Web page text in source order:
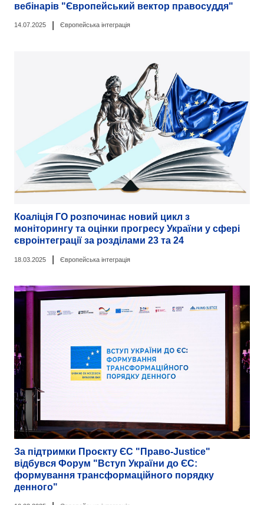
вебінарів "Європейський вектор правосуддя"
14.07.2025 Європейська інтеграція
Коаліція ГО розпочинає новий цикл з
моніторингу та оцінки прогресу України у сфері
євроінтеграції за розділами 23 та 24
18.03.2025 Європейська інтеграція
За підтримки Проєкту ЄС "Право-Justice"
відбувся Форум "Вступ України до ЄС:
формування трансформаційного порядку
денного"